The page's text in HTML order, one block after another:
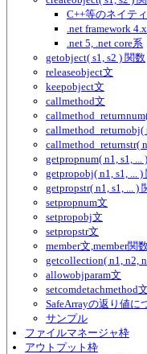
C++等のネイテ
.net framework
.net 5, .net core系
getobject( s1, s2 ) 関数
releaseobject文
keepobject文
callmethod文
callmethod_returnobj(
callmethod_returnstr(
getpropnum( n1, s1, ...
getpropobj( n1, s1, ... )
getpropstr( n1, s1, ... )
setpropnum文
setpropobj文
setpropstr文
member文,member関
getcollection( n1, n2,
allowobjparam文
setcomdetachmethod文
SafeArrayの返り値に
サンプル
ファイルマネージャ枠
アウトプット枠